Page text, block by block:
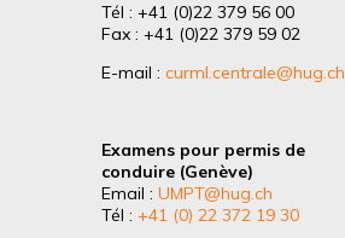
Tél : +41 (0)22 379 56 00
Fax : +41 (0)22 379 59 02
E-mail : curml.centrale@hug.ch
Examens pour permis de
conduire (Genève)
Email : UMPT@hug.ch
Tél : +41 (0) 22 372 19 30